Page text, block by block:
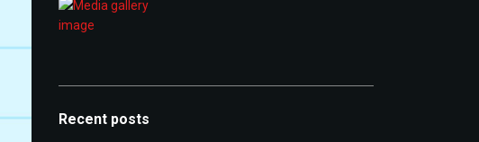
Recent posts